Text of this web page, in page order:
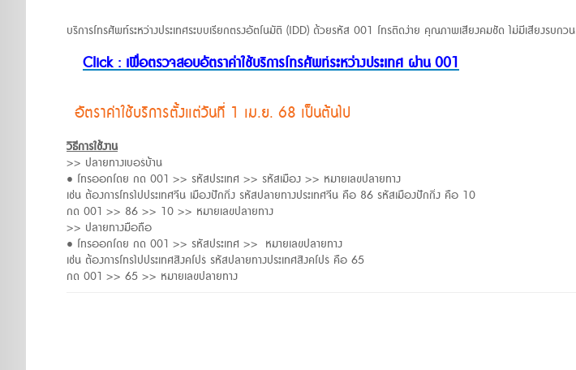
บริการโทรศัพท์ระหว่างประเทศระบบเรียกตรงอัตโนมัติ (IDD) ด้วยรหัส 001 โทรติดง่าย คุณภาพเสียงคมชัด ไม่มีเสียงรบกวน
Click : เพื่อตรวจสอบอัตราค่าใช้บริการโทรศัพท์ระหว่างประเทศ ผ่าน 001
อัตราค่าใช้บริการตั้งแต่วันที่ 1 เม.ย. 68 เป็นต้นไป
วิธีการใช้งาน
>> ปลายทางเบอร์บ้าน
• โทรออกโดย กด 001 >> รหัสประเทศ >> รหัสเมือง >> หมายเลขปลายทาง
เช่น ต้องการโทรไปประเทศจีน เมืองปักกิ่ง รหัสปลายทางประเทศจีน คือ 86 รหัสเมืองปักกิ่ง คือ 10
กด 001 >> 86 >> 10 >> หมายเลขปลายทาง
>> ปลายทางมือถือ
• โทรออกโดย กด 001 >> รหัสประเทศ >> หมายเลขปลายทาง
เช่น ต้องการโทรไปประเทศสิงคโปร์ รหัสปลายทางประเทศสิงคโปร์ คือ 65
กด 001 >> 65 >> หมายเลขปลายทาง